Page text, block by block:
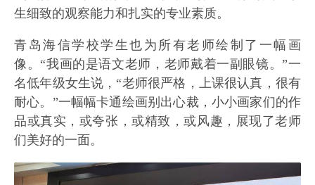
生细致的观察能力和扎实的专业素质。
青岛海信学校学生也为所有老师绘制了一幅画
像。“我画的是语文老师，老师戴着一副眼镜。”一
名低年级女生说，“老师很严格，上课很认真，很有
耐心。”一幅幅卡通绘画别出心裁，小小画家们的作
品或真实，或夸张，或精致，或风趣，展现了老师
们美好的一面。